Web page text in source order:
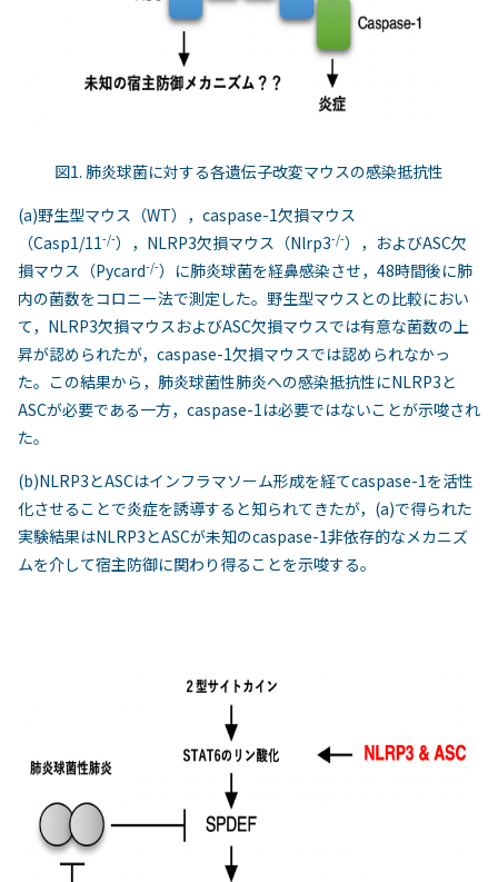
図1. 肺炎球菌に対する各遺伝子改変マウスの感染抵抗性
(a)野生型マウス（WT），caspase-1欠損マウス
（Casp1/11-/-），NLRP3欠損マウス（Nlrp3-/-），およびASC欠
損マウス（Pycard-/-）に肺炎球菌を経鼻感染させ，48時間後に肺
内の菌数をコロニー法で測定した。野生型マウスとの比較におい
て，NLRP3欠損マウスおよびASC欠損マウスでは有意な菌数の上
昇が認められたが，caspase-1欠損マウスでは認められなかっ
た。この結果から，肺炎球菌性肺炎への感染抵抗性にNLRP3と
ASCが必要である一方，caspase-1は必要ではないことが示唆され
た。
(b)NLRP3とASCはインフラマソーム形成を経てcaspase-1を活性
化させることで炎症を誘導すると知られてきたが，(a)で得られた
実験結果はNLRP3とASCが未知のcaspase-1非依存的なメカニズ
ムを介して宿主防御に関わり得ることを示唆する。